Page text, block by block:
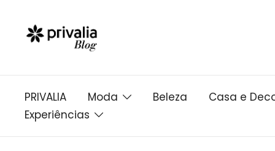
conteúdo
PRIVALIA Moda Beleza
Casa e
Experiências